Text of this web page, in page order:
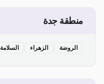
منطقة جدة
الروضة الزهراء السلامة